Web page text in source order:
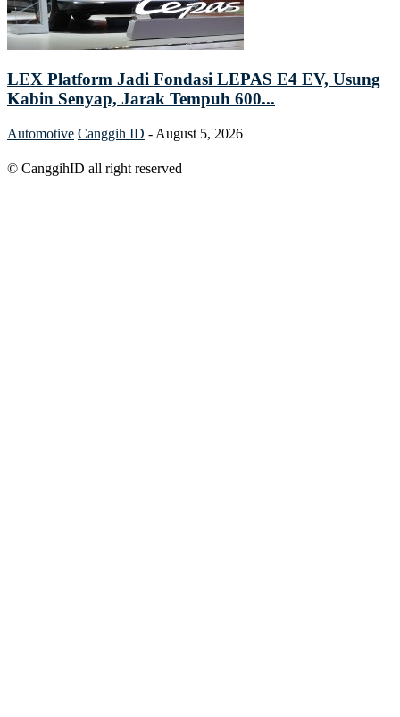
LEX Platform Jadi Fondasi LEPAS E4 EV, Usung
Kabin Senyap, Jarak Tempuh 600...
Automotive Canggih ID - August 5, 2026
© CanggihID all right reserved